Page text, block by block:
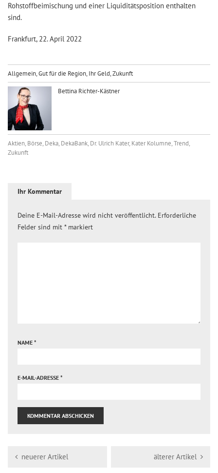
Rohstoffbeimischung und einer Liquiditätsposition enthalten
sind.
Frankfurt, 22. April 2022
Allgemein,Gut für die Region, Ihr Geld,Zukunft
Bettina Richter-Kästner
Aktien, Börse, Deka, DekaBank, Dr. Ulrich Kater, Kater Kolumne,Trend,
Zukunft
Ihr Kommentar
Deine E-Mail-Adresse wird nicht veröffentlicht. Erforderliche
Felder sind mit *markiert
NAME *
E-MAIL-ADRESSE *
neuerer Artikel älterer Artikel